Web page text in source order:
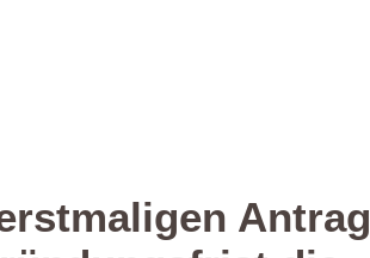
Antrag